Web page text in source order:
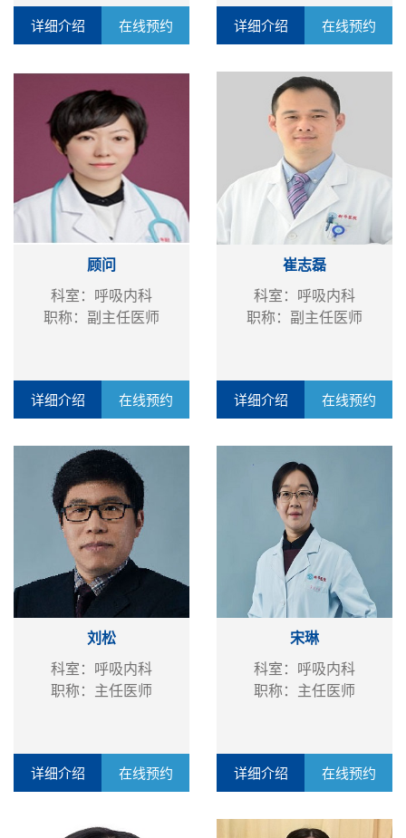
详细介绍 在线预约 详细介绍 在线预约
顾问
科室：呼吸内科
职称：副主任医师
详细介绍 在线预约
崔志磊
科室：呼吸内科
职称：副主任医师
详细介绍 在线预约
刘松
科室：呼吸内科
职称：主任医师
详细介绍 在线预约
宋琳
科室：呼吸内科
职称：主任医师
详细介绍 在线预约